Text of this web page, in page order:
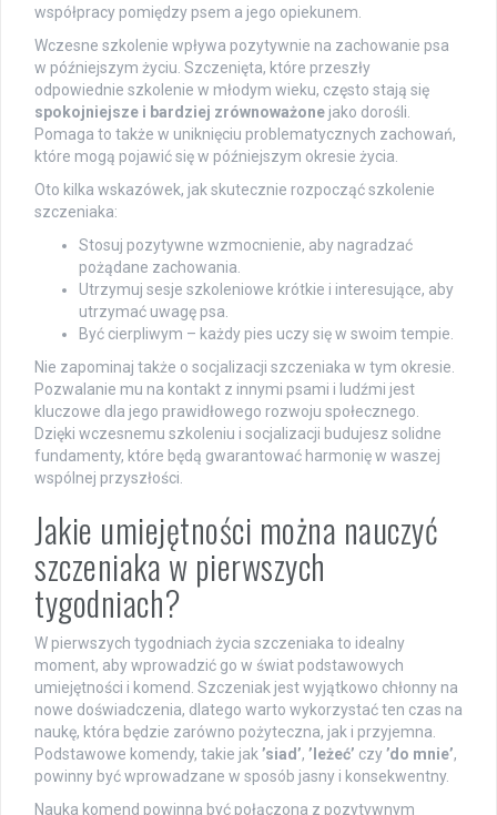
współpracy pomiędzy psem a jego opiekunem.
Wczesne szkolenie wpływa pozytywnie na zachowanie psa
w późniejszym życiu. Szczenięta, które przeszły
odpowiednie szkolenie w młodym wieku, często stają się
spokojniejsze i bardziej zrównoważone jako dorośli.
Pomaga to także w uniknięciu problematycznych zachowań,
które mogą pojawić się w późniejszym okresie życia.
Oto kilka wskazówek, jak skutecznie rozpocząć szkolenie
szczeniaka:
Stosuj pozytywne wzmocnienie, aby nagradzać
pożądane zachowania.
Utrzymuj sesje szkoleniowe krótkie i interesujące, aby
utrzymać uwagę psa.
Być cierpliwym – każdy pies uczy się w swoim tempie.
Nie zapominaj także o socjalizacji szczeniaka w tym okresie.
Pozwalanie mu na kontakt z innymi psami i ludźmi jest
kluczowe dla jego prawidłowego rozwoju społecznego.
Dzięki wczesnemu szkoleniu i socjalizacji budujesz solidne
fundamenty, które będą gwarantować harmonię w waszej
wspólnej przyszłości.
Jakie umiejętności można nauczyć
szczeniaka w pierwszych
tygodniach?
W pierwszych tygodniach życia szczeniaka to idealny
moment, aby wprowadzić go w świat podstawowych
umiejętności i komend. Szczeniak jest wyjątkowo chłonny na
nowe doświadczenia, dlatego warto wykorzystać ten czas na
naukę, która będzie zarówno pożyteczna, jak i przyjemna.
Podstawowe komendy, takie jak ’siad’, ’leżeć’ czy’do mnie’,
powinny być wprowadzane w sposób jasny i konsekwentny.
Nauka komend powinna być połączona z pozytywnym